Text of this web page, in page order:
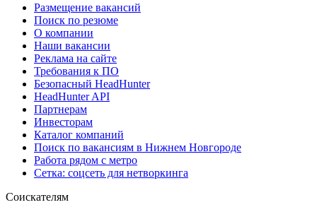
Размещение вакансий
Поиск по резюме
О компании
Наши вакансии
Реклама на сайте
Требования к ПО
Безопасный HeadHunter
HeadHunter API
Партнерам
Инвесторам
Каталог компаний
Поиск по вакансиям в Нижнем Новгороде
Работа рядом с метро
Сетка: соцсеть для нетворкинга
Соискателям